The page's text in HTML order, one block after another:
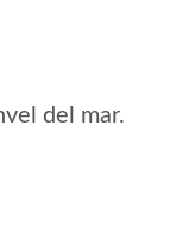
del mar.